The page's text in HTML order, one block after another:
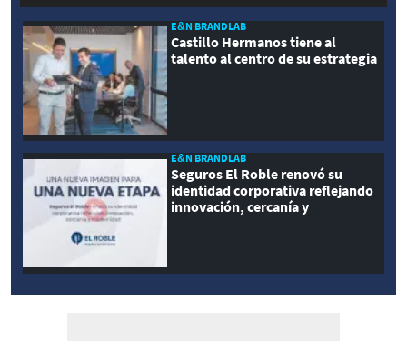
E&N BRANDLAB
Castillo Hermanos tiene al
talento al centro de su estrategia
E&N BRANDLAB
Seguros El Roble renovó su
identidad corporativa reflejando
innovación, cercanía y